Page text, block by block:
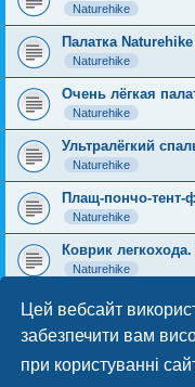
Цей вебсайт
забезпечити вам
при користуванні
Naturehike
Палатка
Naturehike
Очень лёгкая
Naturehike
Ультралёгкий
Naturehike
Плащ-пончо-тент-
Naturehike
Коврик
Naturehike
Ковёр легкохода и
Naturehike
Магазин спорядження